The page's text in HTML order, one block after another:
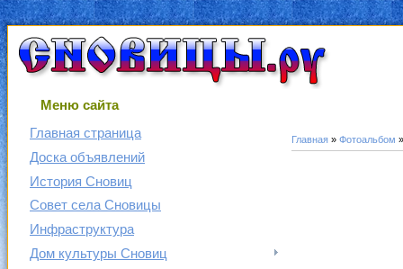
Меню сайта
Главная страница
Доска объявлений
История Сновиц
Совет села Сновицы
Инфраструктура
Дом культуры Сновиц
Главная » Фотоальбом